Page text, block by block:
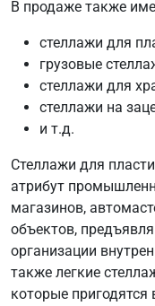
В продаже также
стеллажи для
грузовые
стеллажи для
стеллажи на
и т.д.
Стеллажи для
атрибут
магазинов,
объектов,
организации
также легкие
которые